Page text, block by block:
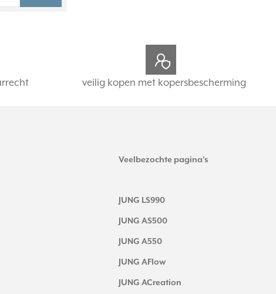
veilig kopen met kopersbescherming
Veelbezochte pagina's
JUNG LS990
JUNG AS500
JUNG A550
JUNG AFlow
JUNG ACreation